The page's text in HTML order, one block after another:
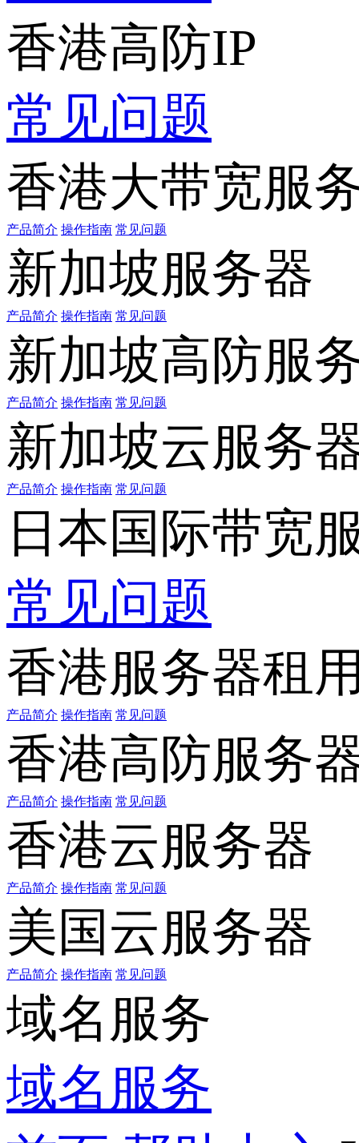
香港高防IP
常见问题
香港大带宽服
产品简介 操作指南 常见问题
新加坡服务器
产品简介 操作指南 常见问题
新加坡高防服
产品简介 操作指南 常见问题
新加坡云服务
产品简介 操作指南 常见问题
日本国际带宽
常见问题
香港服务器租
产品简介 操作指南 常见问题
香港高防服务
产品简介 操作指南 常见问题
香港云服务器
产品简介 操作指南 常见问题
美国云服务器
产品简介 操作指南 常见问题
域名服务
域名服务